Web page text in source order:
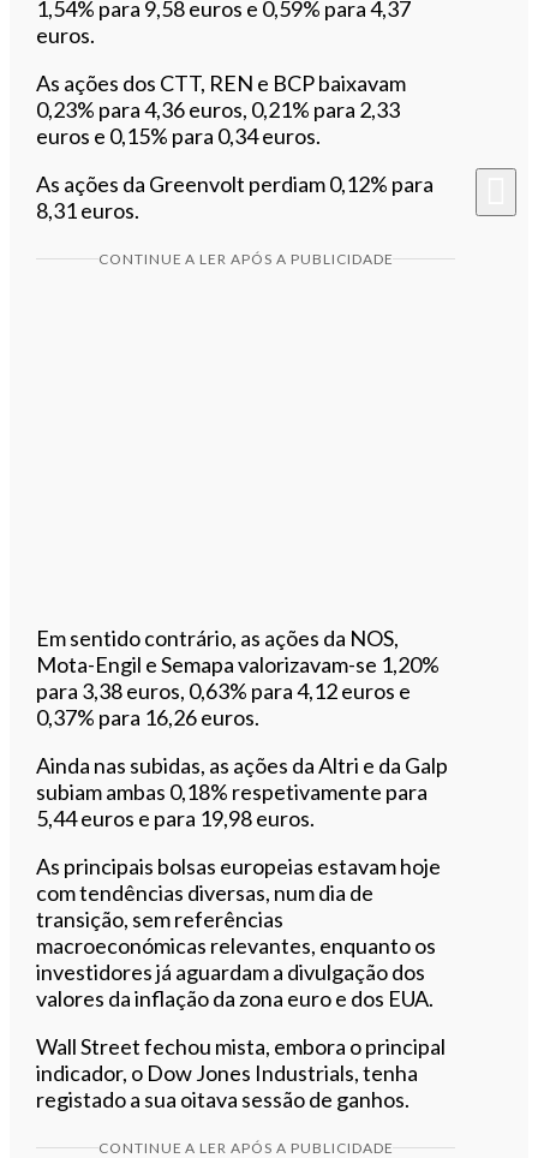
1,54% para 9,58 euros e 0,59% para 4,37
euros.
As ações dos CTT, REN e BCP baixavam
0,23% para 4,36 euros, 0,21% para 2,33
euros e 0,15% para 0,34 euros.
As ações da Greenvolt perdiam 0,12% para
8,31 euros.
CONTINUE A LER APÓS A PUBLICIDADE
Em sentido contrário, as ações da NOS,
Mota-Engil e Semapa valorizavam-se 1,20%
para 3,38 euros, 0,63% para 4,12 euros e
0,37% para 16,26 euros.
Ainda nas subidas, as ações da Altri e da Galp
subiam ambas 0,18% respetivamente para
5,44 euros e para 19,98 euros.
As principais bolsas europeias estavam hoje
com tendências diversas, num dia de
transição, sem referências
macroeconómicas relevantes, enquanto os
investidores já aguardam a divulgação dos
valores da inflação da zona euro e dos EUA.
Wall Street fechou mista, embora o principal
indicador, o Dow Jones Industrials, tenha
registado a sua oitava sessão de ganhos.
CONTINUE A LER APÓS A PUBLICIDADE